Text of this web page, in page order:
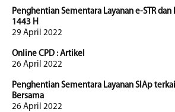
Penghentian Sementara Layanan e-STR dan
1443 H
29 April 2022
Online CPD : Artikel
26 April 2022
Penghentian Sementara Layanan SIAp
Bersama
26 April 2022